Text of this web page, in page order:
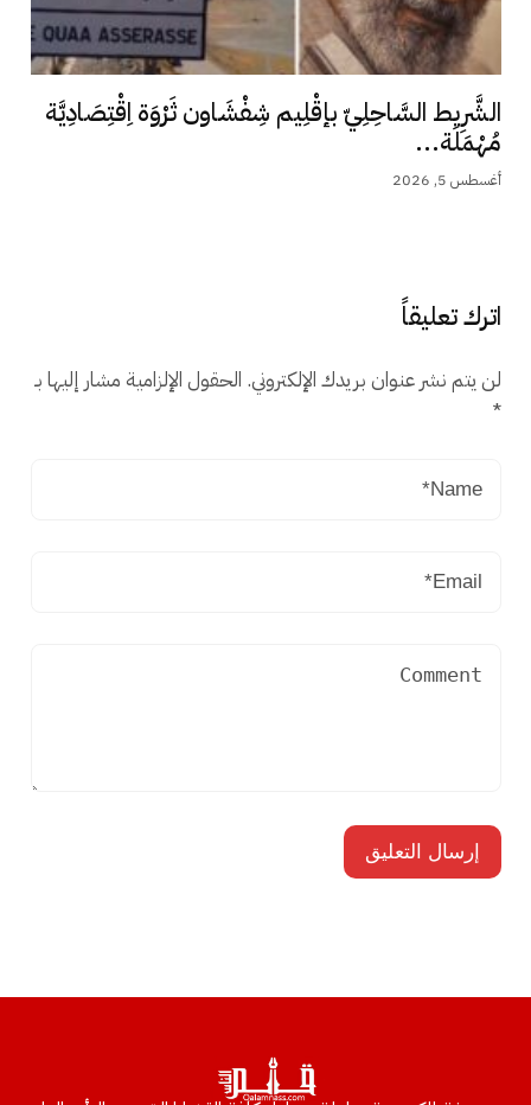
الشَّرِيط السَّاحِلِيّ بإقْلِيم شِفْشَاون ثَرْوَة اِقْتِصَادِيَّة
مُهْمَلَة...
أغسطس 5, 2026
اترك تعليقاً
لن يتم نشر عنوان بريدك الإلكتروني. الحقول الإلزامية مشار إليها بـ
*